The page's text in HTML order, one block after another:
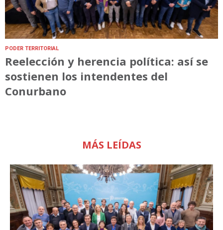
PODER TERRITORIAL
Reelección y herencia política: así se
sostienen los intendentes del
Conurbano
MÁS LEÍDAS